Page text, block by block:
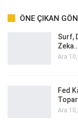
ÖNE ÇIKAN
Surf,
Zeka…
Ara
Fed
Ara